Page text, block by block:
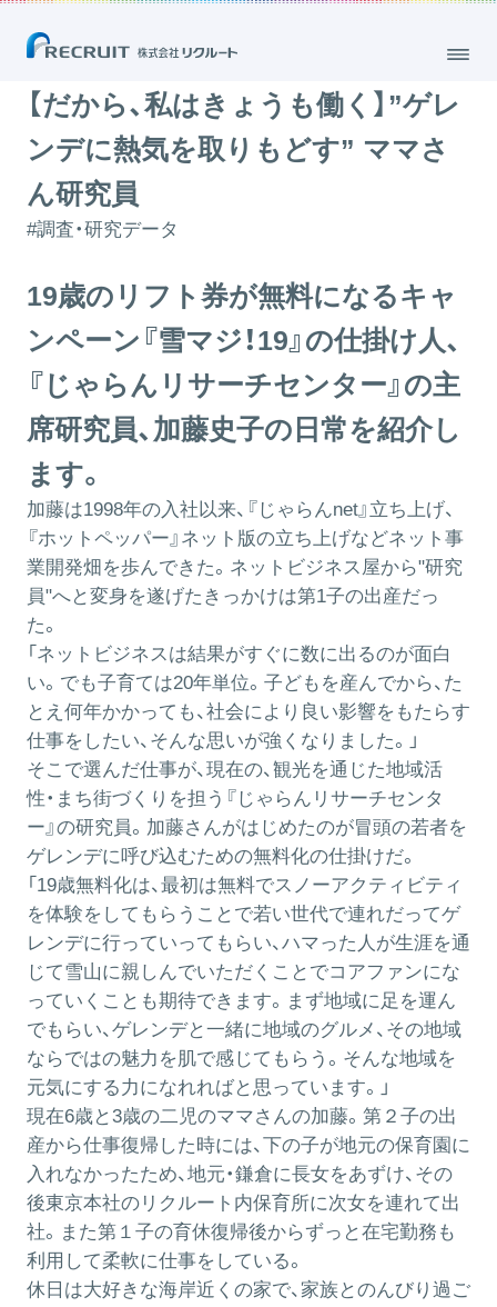
究員
【だから、私はきょうも働く】”ゲレ
ンデに熱気を取りもどす” ママさ
ん研究員
#調査・研究データ
19歳のリフト券が無料になるキャ
ンペーン『雪マジ！19』の仕掛け人、
『じゃらんリサーチセンター』の主
席研究員、加藤史子の日常を紹介し
ます。
加藤は1998年の入社以来、『じゃらんnet』立ち上げ、
『ホットペッパー』ネット版の立ち上げなどネット事
業開発畑を歩んできた。ネットビジネス屋から"研究
員"へと変身を遂げたきっかけは第1子の出産だっ
た。
「ネットビジネスは結果がすぐに数に出るのが面白
い。でも子育ては20年単位。子どもを産んでから、た
とえ何年かかっても、社会により良い影響をもたらす
仕事をしたい、そんな思いが強くなりました。」
そこで選んだ仕事が、現在の、観光を通じた地域活
性・まち街づくりを担う『じゃらんリサーチセンタ
ー』の研究員。加藤さんがはじめたのが冒頭の若者を
ゲレンデに呼び込むための無料化の仕掛けだ。
「19歳無料化は、最初は無料でスノーアクティビティ
を体験をしてもらうことで若い世代で連れだってゲ
レンデに行っていってもらい、ハマった人が生涯を通
じて雪山に親しんでいただくことでコアファンにな
っていくことも期待できます。まず地域に足を運ん
でもらい、ゲレンデと一緒に地域のグルメ、その地域
ならではの魅力を肌で感じてもらう。そんな地域を
元気にする力になれればと思っています。」
現在6歳と3歳の二児のママさんの加藤。第２子の出
産から仕事復帰した時には、下の子が地元の保育園に
入れなかったため、地元・鎌倉に長女をあずけ、その
後東京本社のリクルート内保育所に次女を連れて出
社。また第１子の育休復帰後からずっと在宅勤務も
利用して柔軟に仕事をしている。
休日は大好きな海岸近くの家で、家族とのんびり過ご